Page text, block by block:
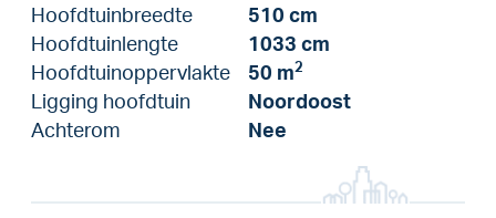
Hoofdtuinbreedte
510 cm
Hoofdtuinlengte
1033 cm
Hoofdtuinoppervlakte
50 m2
Ligging hoofdtuin
Noordoost
Achterom
Nee